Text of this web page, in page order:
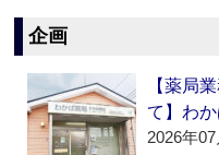
企画
【薬局
て】わか
2026年